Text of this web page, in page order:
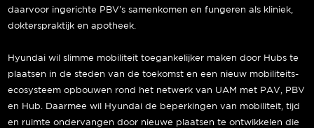
daarvoor ingerichte PBV’s samenkomen en fungeren als kliniek,
dokterspraktijk en apotheek.
Hyundai wil slimme mobiliteit toegankelijker maken door Hubs te
plaatsen in de steden van de toekomst en een nieuw mobiliteits-
ecosysteem opbouwen rond het netwerk van UAM met PAV, PBV
en Hub. Daarmee wil Hyundai de beperkingen van mobiliteit, tijd
en ruimte ondervangen door nieuwe plaatsen te ontwikkelen die